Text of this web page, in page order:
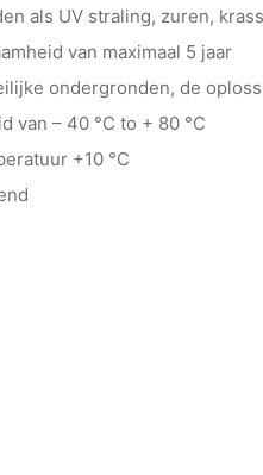
als UV straling, zuren,
van maximaal 5 jaar
ondergronden, de
van – 40 °C to + 80 °C
+10 °C